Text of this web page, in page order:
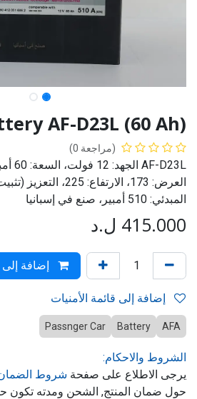
AF-D23L (60 Ah)
(مراجعة 0)
المبدئي: 510 أمبير، صنع في إسبانيا
415.000 ل.د
إضافة
AFA
Battery
Passnger Car
الشروط والاحكام:
يرجى الاطلاع على صفحة شروط
حول ضمان المنتج, الشحن ومدته